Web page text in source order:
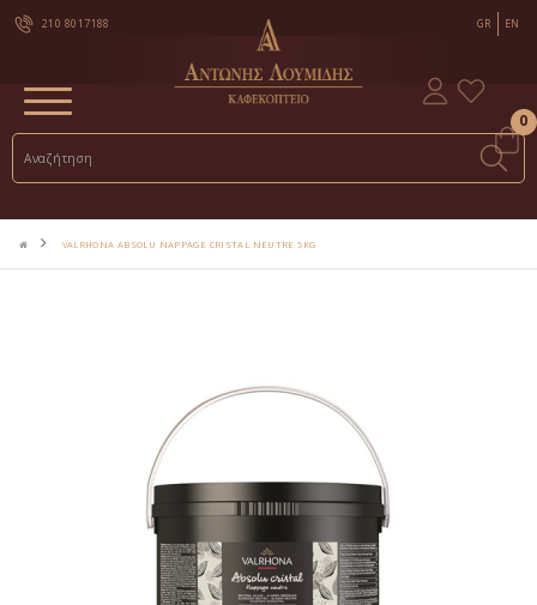
210 8017188 GR EN
0
VALRHONA ABSOLU NAPPAGE CRISTAL NEUTRE 5KG